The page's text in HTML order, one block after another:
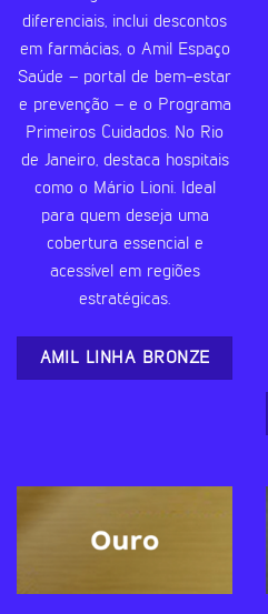
diferenciais, inclui descontos
em farmácias, o Amil Espaço
Saúde – portal de bem-estar
e prevenção – e o Programa
Primeiros Cuidados. No Rio
de Janeiro, destaca hospitais
como o Mário Lioni. Ideal
para quem deseja uma
cobertura essencial e
acessível em regiões
estratégicas.
AMIL LINHA BRONZE